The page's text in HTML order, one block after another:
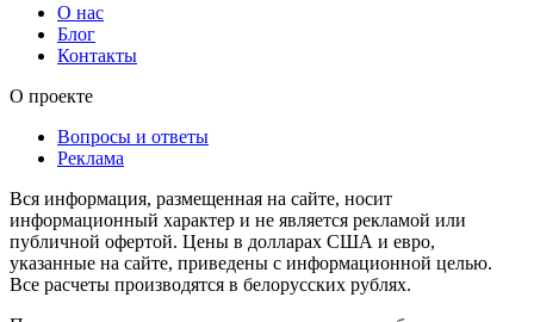
О нас
Блог
Контакты
О проекте
Вопросы и ответы
Реклама
Вся информация, размещенная на сайте, носит
информационный характер и не является рекламой или
публичной офертой. Цены в долларах США и евро,
указанные на сайте, приведены с информационной целью.
Все расчеты производятся в белорусских рублях.